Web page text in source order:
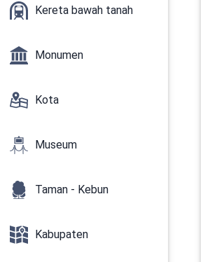
Kereta bawah tanah
Monumen
Kota
Museum
Taman - Kebun
Kabupaten